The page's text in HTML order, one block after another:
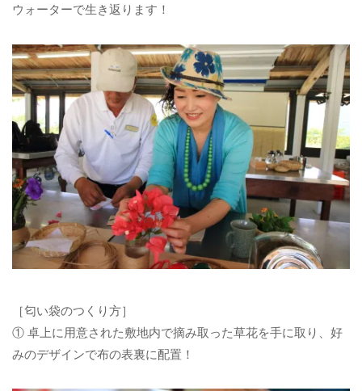
ウォーターで生き返ります！
［匂い袋のつくり方］
① 卓上に用意された敷地内で摘み取った草花を手に取り、好
みのデザインで布の表裏に配置！